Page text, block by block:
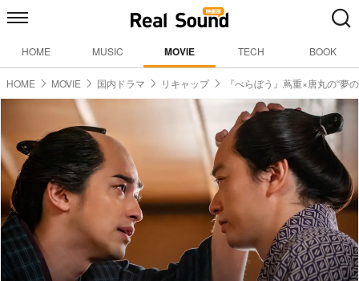
HOME MUSIC MOVIE TECH BOOK
HOME MOVIE 国内ドラマ リキャップ 『べらぼう』蔦重×唐丸の“夢